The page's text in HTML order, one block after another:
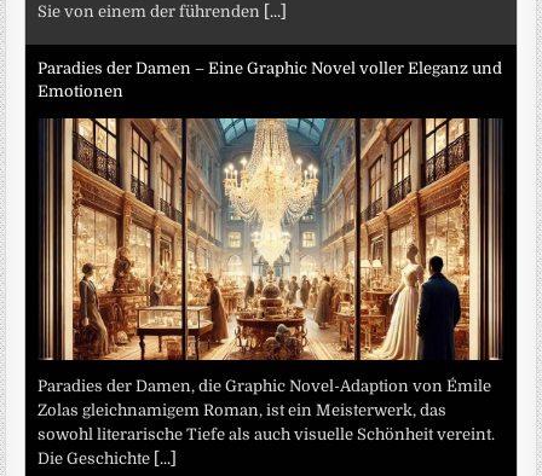
Sie von einem der führenden [...]
Paradies der Damen – Eine Graphic Novel voller Eleganz und
Emotionen
Paradies der Damen, die Graphic Novel-Adaption von Émile
Zolas gleichnamigem Roman, ist ein Meisterwerk, das
sowohl literarische Tiefe als auch visuelle Schönheit vereint.
Die Geschichte [...]